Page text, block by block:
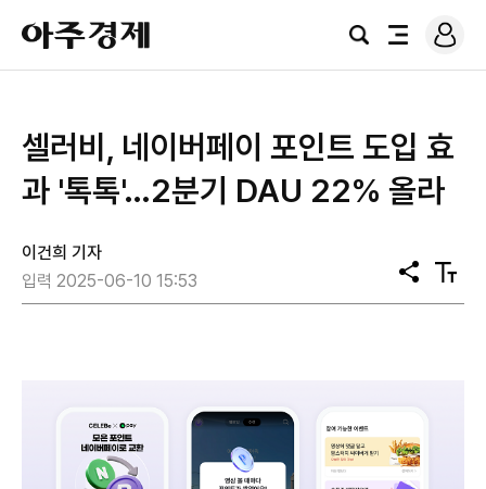
아
주
경
검
전
로
그
셀러비, 네이버페이 포인트 도입 효
과 '톡톡'…2분기 DAU 22% 올라
이건희 기자
입력 2025-06-10 15:53
공
유
텍
스